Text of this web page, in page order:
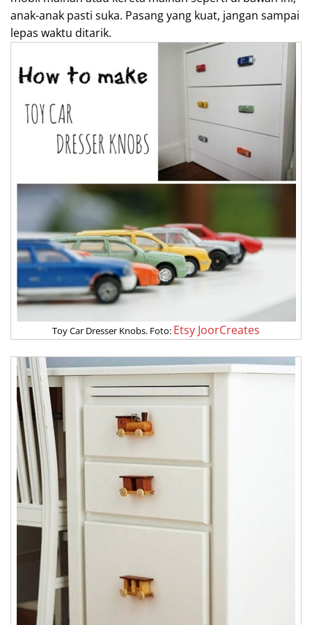
anak-anak pasti suka. Pasang yang kuat, jangan sampai
lepas waktu ditarik.
Toy Car Dresser Knobs. Foto: Etsy JoorCreates